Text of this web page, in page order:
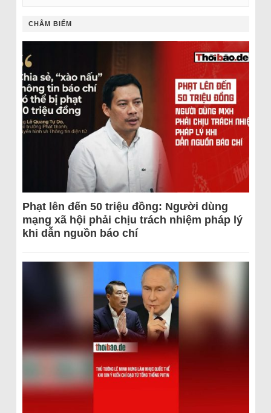
CHÂM BIẾM
Phạt lên đến 50 triệu đồng: Người dùng
mạng xã hội phải chịu trách nhiệm pháp lý
khi dẫn nguồn báo chí